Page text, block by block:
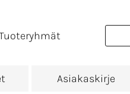
Asiakaskirje